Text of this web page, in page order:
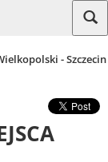
- Szczecin